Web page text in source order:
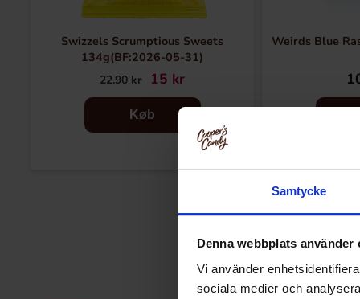
Samtycke
Denna webbplats använder
Vi använder
sociala medier och
Swizzels Scrumptious Sweets
134g(BF:2026-05-31)
22.90 kr 15 kr
Køb
Weirds Blue